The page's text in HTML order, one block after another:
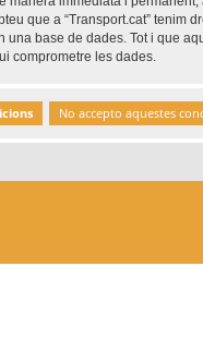
que a “Transport.cat” tenim
base de dades. Tot i que
comprometre les dades.